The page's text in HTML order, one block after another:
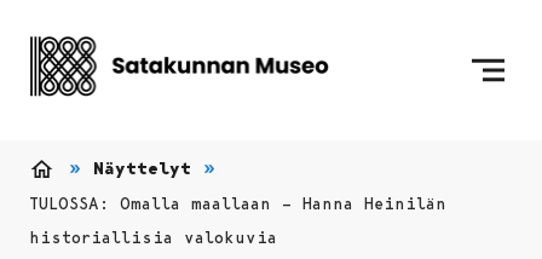
Näyttelyt
TULOSSA: Omalla maallaan – Hanna Heinilän
historiallisia valokuvia